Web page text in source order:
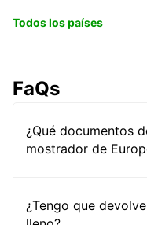
Todos los países
FaQs
¿Qué documentos
mostrador de
¿Tengo que